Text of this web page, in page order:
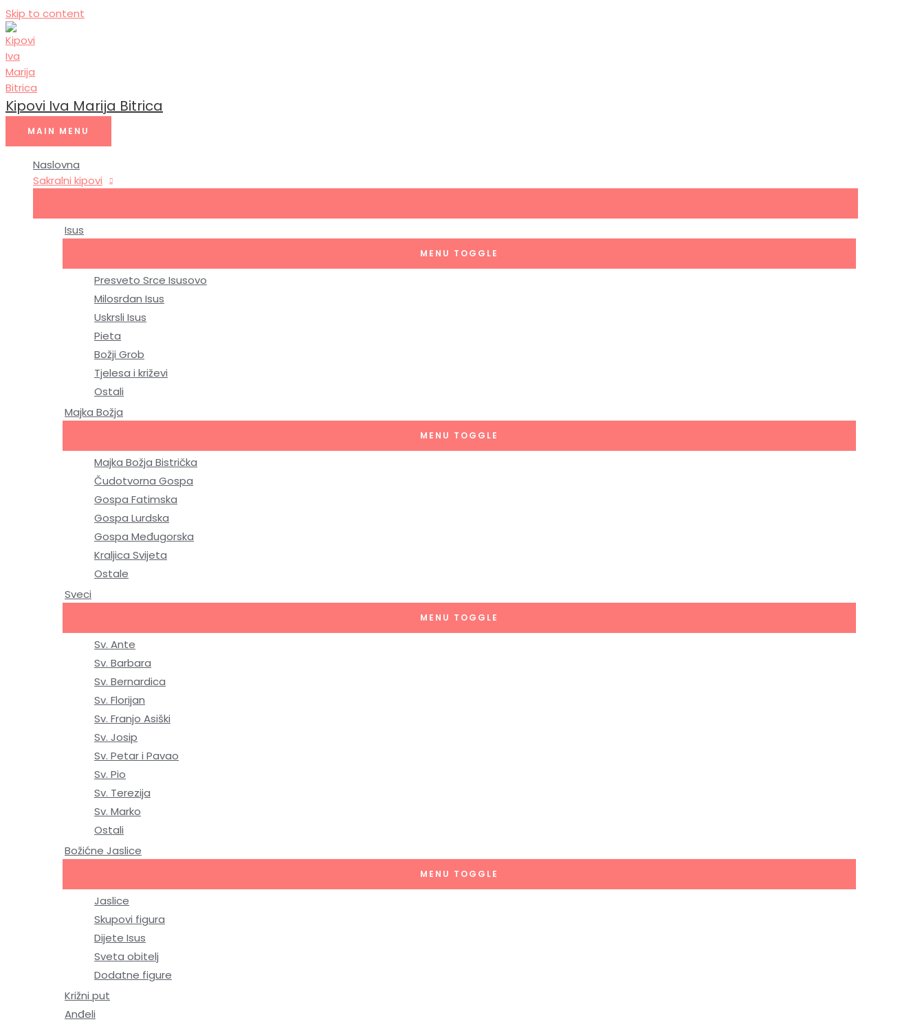
Skip to content
Kipovi Iva Marija Bitrica
MAIN MENU
Naslovna
Sakralni kipovi
Isus
MENU TOGGLE
Presveto Srce Isusovo
Milosrdan Isus
Uskrsli Isus
Pieta
Božji Grob
Tjelesa i križevi
Ostali
Majka Božja
MENU TOGGLE
Majka Božja Bistrička
Čudotvorna Gospa
Gospa Fatimska
Gospa Lurdska
Gospa Međugorska
Kraljica Svijeta
Ostale
Sveci
MENU TOGGLE
Sv. Ante
Sv. Barbara
Sv. Bernardica
Sv. Florijan
Sv. Franjo Asiški
Sv. Josip
Sv. Petar i Pavao
Sv. Pio
Sv. Terezija
Sv. Marko
Ostali
Božićne Jaslice
MENU TOGGLE
Jaslice
Skupovi figura
Dijete Isus
Sveta obitelj
Dodatne figure
Križni put
Anđeli